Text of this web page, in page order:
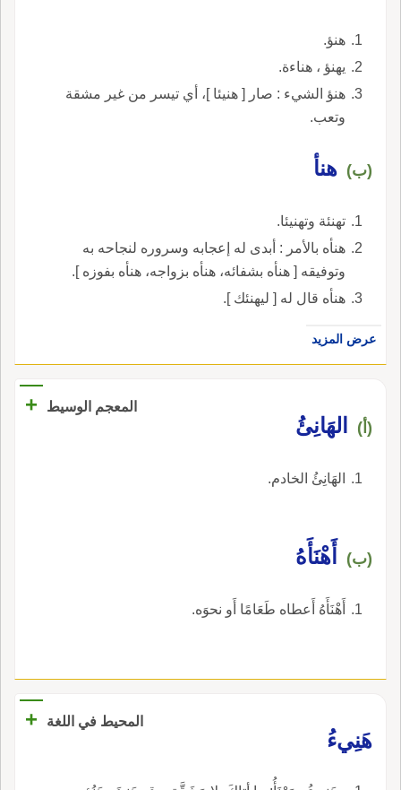
هنؤ.
يهنؤ ، هناءة.
هنؤ الشيء : صار [ هنيئا ]، أي تيسر من غير مشقة
وتعب.
(ب) هنأ
تهنئة وتهنيئا.
هنأه بالأمر : أبدى له إعجابه وسروره لنجاحه به
وتوفيقه [ هنأه بشفائه، هنأه بزواجه، هنأه بفوزه ].
هنأه قال له [ ليهنئك ].
عرض المزيد
المعجم الوسيط +
(أ) الهَانِئُ
الهَانِئُ الخادم.
(ب) أَهْنَأَهُ
أَهْنَأَهُ أَعطاه طَعَامًا أَو نحوَه.
المحيط في اللغة
+
هَنِيءُ